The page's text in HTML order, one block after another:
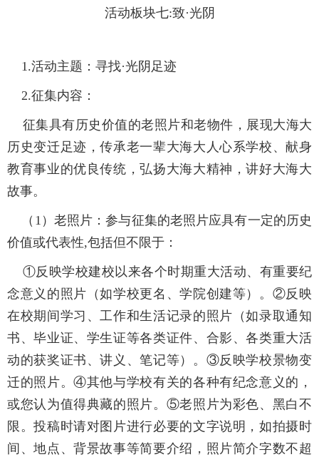
活动板块七:致·光阴
1.活动主题： 寻找·光阴足迹
2.征集内容：
征集具有历史价值的老照片和老物件，展现大海大
历史变迁足迹，传承老一辈大海大人心系学校、献身
教育事业的优良传统，弘扬大海大精神，讲好大海大
故事。
（1）老照片：参与征集的老照片应具有一定的历史
价值或代表性,包括但不限于：
①反映学校建校以来各个时期重大活动、有重要纪
念意义的照片（如学校更名、学院创建等）。②反映
在校期间学习、工作和生活记录的照片（如录取通知
书、毕业证、学生证等各类证件、合影、各类重大活
动的获奖证书、讲义、笔记等）。③反映学校景物变
迁的照片。④其他与学校有关的各种有纪念意义的，
或您认为值得典藏的照片。⑤老照片为彩色、黑白不
限。投稿时请对图片进行必要的文字说明，如拍摄时
间、地点、背景故事等简要介绍，照片简介字数不超